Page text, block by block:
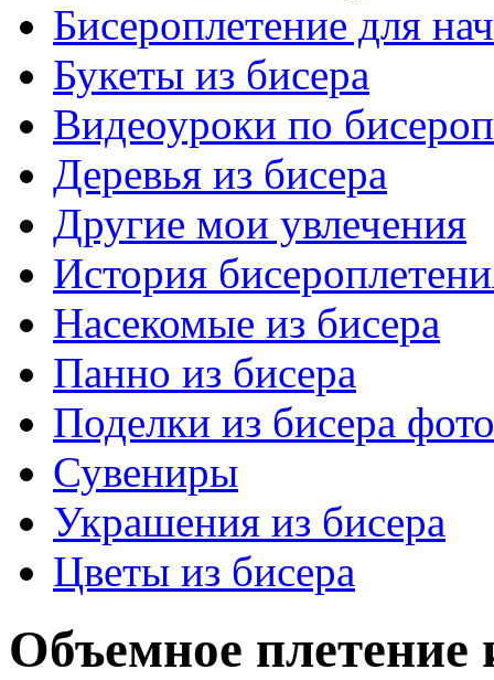
Бисероплетение для
Букеты из бисера
Видеоуроки по
Деревья из бисера
Другие мои увлечения
История
Насекомые из бисера
Панно из бисера
Поделки из бисера фото
Сувениры
Украшения из бисера
Цветы из бисера
Объемное плетение